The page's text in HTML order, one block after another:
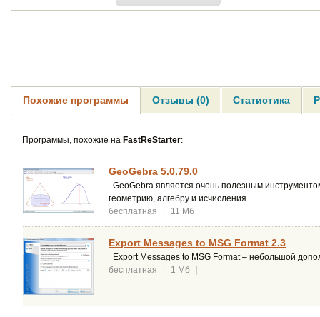
Похожие программы Отзывы (0) Статистика
Программы, похожие на FastReStarter:
GeoGebra 5.0.79.0
GeoGebra является очень полезным
геометрию, алгебру и исчисления.
бесплатная
| 11 Мб |
Export Messages to MSG Format 2.3
Export Messages to MSG Format – небольшой
бесплатная
| 1 Мб |